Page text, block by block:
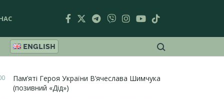
ENGLISH
Пам’яті Героя України В’ячеслава Шимчука
(позивний «Дід»)